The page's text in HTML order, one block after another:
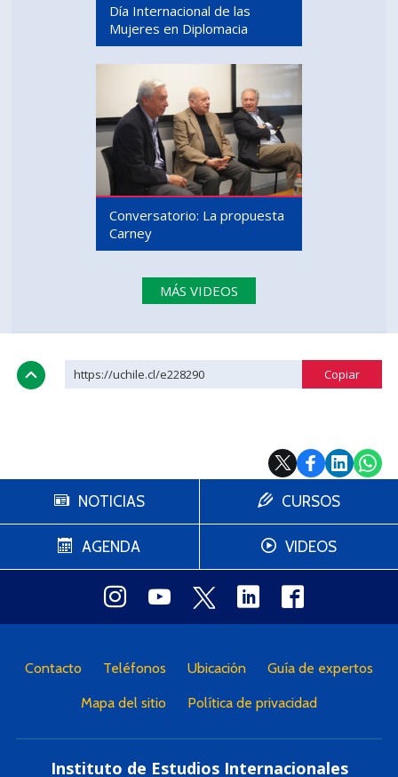
Día Internacional de las
Mujeres en Diplomacia
Conversatorio: La propuesta
Carney
MÁS VIDEOS
https://uchile.cl/e228290
NOTICIAS
AGENDA
CURSOS
VIDEOS
Contacto Teléfonos Ubicación Guía de expertos
Mapa del sitio Política de privacidad
Instituto de Estudios Internacionales